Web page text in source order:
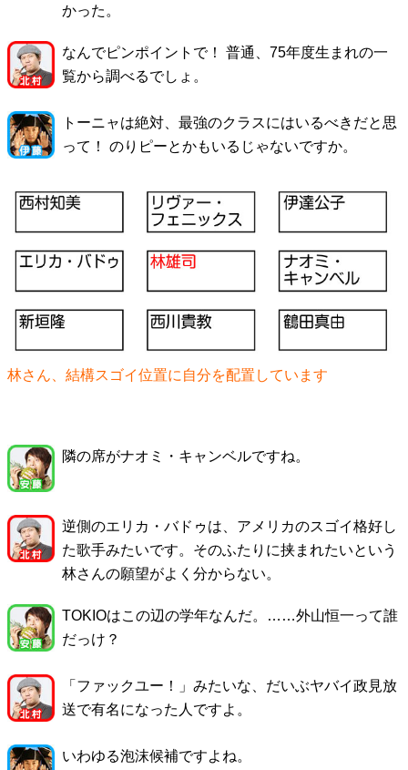
かった。
なんでピンポイントで！ 普通、75年度生まれの一
覧から調べるでしょ。
トーニャは絶対、最強のクラスにはいるべきだと思
って！ のりピーとかもいるじゃないですか。
林さん、結構スゴイ位置に自分を配置しています
隣の席がナオミ・キャンベルですね。
逆側のエリカ・バドゥは、アメリカのスゴイ格好し
た歌手みたいです。そのふたりに挟まれたいという
林さんの願望がよく分からない。
TOKIOはこの辺の学年なんだ。……外山恒一って誰
だっけ？
「ファックユー！」みたいな、だいぶヤバイ政見放
送で有名になった人ですよ。
いわゆる泡沫候補ですよね。